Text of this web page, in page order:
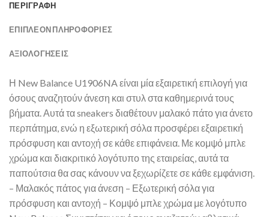
ΠΕΡΙΓΡΑΦΉ
ΕΠΙΠΛΈΟΝ ΠΛΗΡΟΦΟΡΊΕΣ
ΑΞΙΟΛΟΓΗΣΕΙΣ
Η New Balance U1906NA είναι μία εξαιρετική επιλογή για
όσους αναζητούν άνεση και στυλ στα καθημερινά τους
βήματα. Αυτά τα sneakers διαθέτουν μαλακό πάτο για άνετο
περπάτημα, ενώ η εξωτερική σόλα προσφέρει εξαιρετική
πρόσφυση και αντοχή σε κάθε επιφάνεια. Με κομψό μπλε
χρώμα και διακριτικό λογότυπο της εταιρείας, αυτά τα
παπούτσια θα σας κάνουν να ξεχωρίζετε σε κάθε εμφάνιση.
– Μαλακός πάτος για άνεση – Εξωτερική σόλα για
πρόσφυση και αντοχή – Κομψό μπλε χρώμα με λογότυπο